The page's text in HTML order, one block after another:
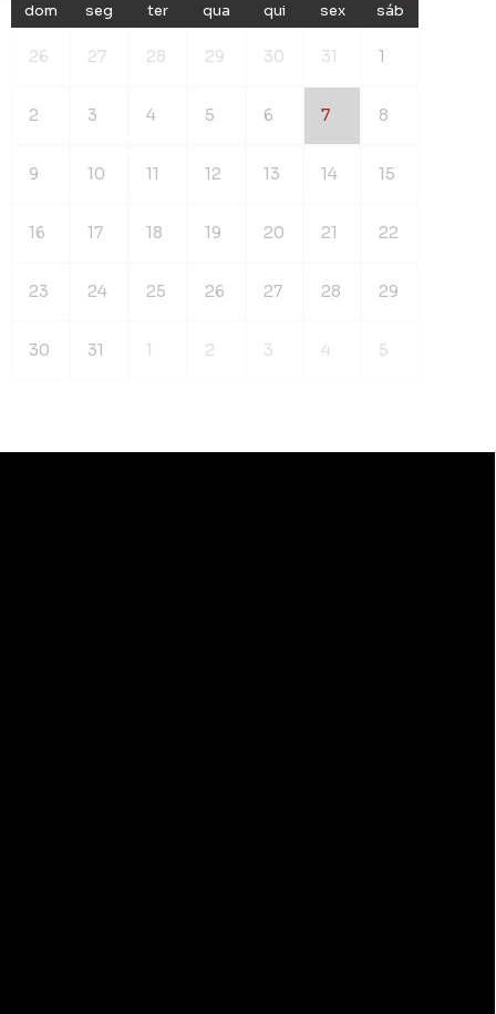
dom seg ter qua qui sex sáb
26 27 28 29 30 31 1
2 3 4 5 6 7 8
9 10 11 12 13 14 15
16 17 18 19 20 21 22
23 24 25 26 27 28 29
30 31 1 2 3 4 5